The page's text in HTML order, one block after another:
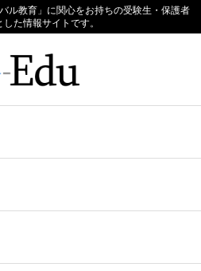
ル教育」に関心をお持ちの受験生・保護者
た情報サイトです。